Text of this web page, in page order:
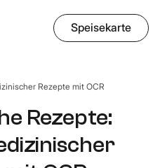
Speisekarte
Rezepte mit OCR
Rezepte: